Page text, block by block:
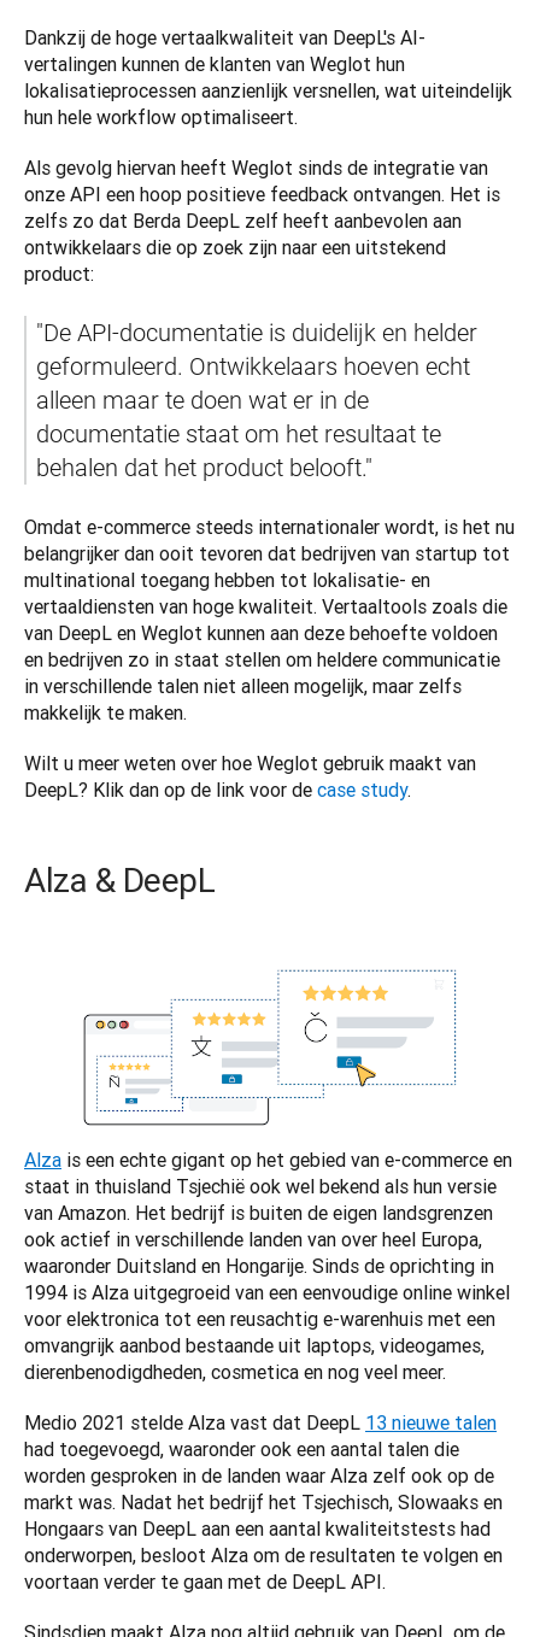
Dankzij de hoge vertaalkwaliteit van DeepL's AI-
vertalingen kunnen de klanten van Weglot hun
lokalisatieprocessen aanzienlijk versnellen, wat uiteindelijk
hun hele workflow optimaliseert.
Als gevolg hiervan heeft Weglot sinds de integratie van
onze API een hoop positieve feedback ontvangen. Het is
zelfs zo dat Berda DeepL zelf heeft aanbevolen aan
ontwikkelaars die op zoek zijn naar een uitstekend
product:
"De API-documentatie is duidelijk en helder
geformuleerd. Ontwikkelaars hoeven echt
alleen maar te doen wat er in de
documentatie staat om het resultaat te
behalen dat het product belooft."
Omdat e-commerce steeds internationaler wordt, is het nu
belangrijker dan ooit tevoren dat bedrijven van startup tot
multinational toegang hebben tot lokalisatie- en
vertaaldiensten van hoge kwaliteit. Vertaaltools zoals die
van DeepL en Weglot kunnen aan deze behoefte voldoen
en bedrijven zo in staat stellen om heldere communicatie
in verschillende talen niet alleen mogelijk, maar zelfs
makkelijk te maken.
Wilt u meer weten over hoe Weglot gebruik maakt van
DeepL? Klik dan op de link voor de case study.
Alza & DeepL
Alza is een echte gigant op het gebied van e-commerce en
staat in thuisland Tsjechië ook wel bekend als hun versie
van Amazon. Het bedrijf is buiten de eigen landsgrenzen
ook actief in verschillende landen van over heel Europa,
waaronder Duitsland en Hongarije. Sinds de oprichting in
1994 is Alza uitgegroeid van een eenvoudige online winkel
voor elektronica tot een reusachtig e-warenhuis met een
omvangrijk aanbod bestaande uit laptops, videogames,
dierenbenodigdheden, cosmetica en nog veel meer.
Medio 2021 stelde Alza vast dat DeepL 13 nieuwe talen
had toegevoegd, waaronder ook een aantal talen die
worden gesproken in de landen waar Alza zelf ook op de
markt was. Nadat het bedrijf het Tsjechisch, Slowaaks en
Hongaars van DeepL aan een aantal kwaliteitstests had
onderworpen, besloot Alza om de resultaten te volgen en
voortaan verder te gaan met de DeepL API.
Sindsdien maakt Alza nog altijd gebruik van DeepL om de